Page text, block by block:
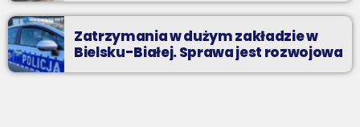
Zatrzymania w dużym zakładzie w
Bielsku-Białej. Sprawa jest rozwojowa